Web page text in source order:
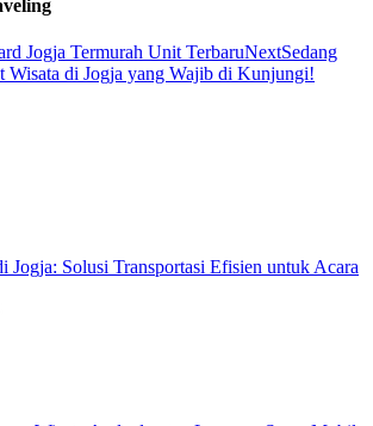
Jogja Termurah Unit TerbaruNextNext
post:
Sedang
Wisata di Jogja yang Wajib di Kunjungi!
Jogja: Solusi Transportasi Efisien untuk Acara